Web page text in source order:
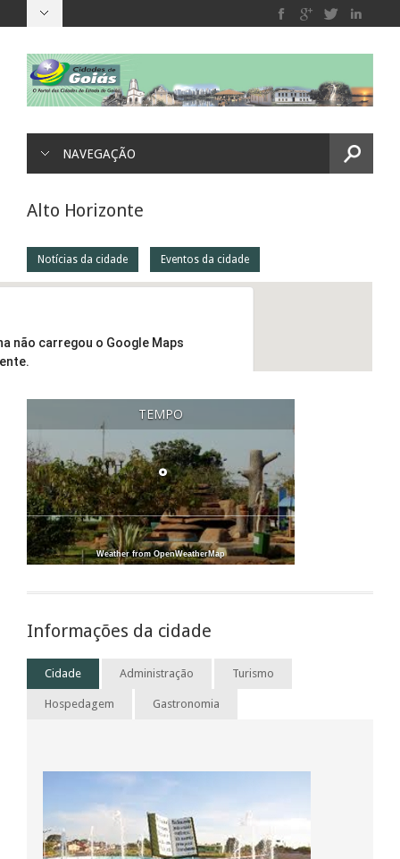
NAVEGAÇÃO
Alto Horizonte
Notícias da cidade Eventos da cidade
não carregou o Google Maps
OK
TEMPO
°
Weather from OpenWeatherMap
Informações da cidade
Cidade Administração Turismo
Hospedagem Gastronomia